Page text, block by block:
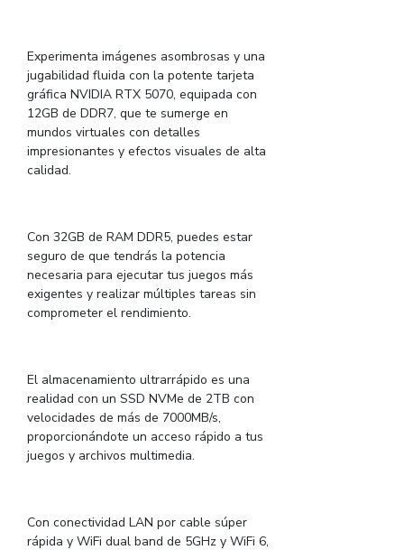
Experimenta imágenes asombrosas y una
jugabilidad fluida con la potente tarjeta
gráfica NVIDIA RTX 5070, equipada con
12GB de DDR7, que te sumerge en
mundos virtuales con detalles
impresionantes y efectos visuales de alta
calidad.
Con 32GB de RAM DDR5, puedes estar
seguro de que tendrás la potencia
necesaria para ejecutar tus juegos más
exigentes y realizar múltiples tareas sin
comprometer el rendimiento.
El almacenamiento ultrarrápido es una
realidad con un SSD NVMe de 2TB con
velocidades de más de 7000MB/s,
proporcionándote un acceso rápido a tus
juegos y archivos multimedia.
Con conectividad LAN por cable súper
rápida y WiFi dual band de 5GHz y WiFi 6,